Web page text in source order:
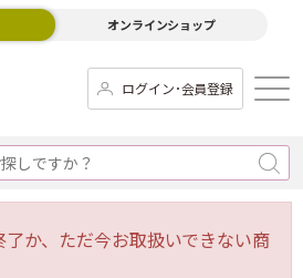
オンラインショップ
ログイン･会員登録
了か、ただ今お取扱いできない商